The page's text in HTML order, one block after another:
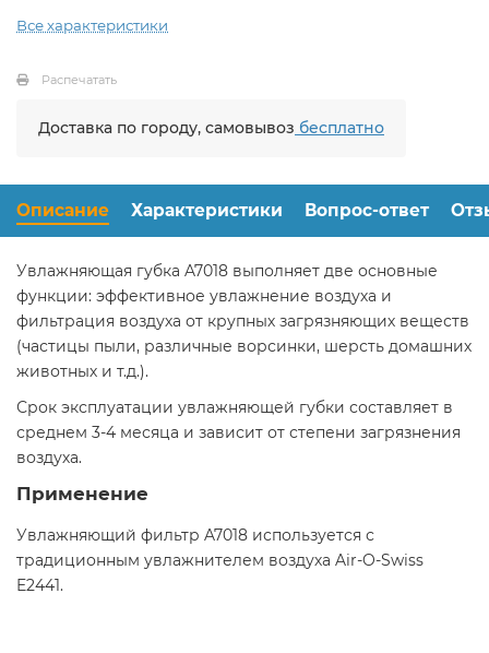
Все характеристики
Распечатать
Доставка по городу, самовывоз бесплатно
Описание Характеристики Вопрос-ответ
Увлажняющая губка A7018 выполняет две основные
функции: эффективное увлажнение воздуха и
фильтрация воздуха от крупных загрязняющих веществ
(частицы пыли, различные ворсинки, шерсть домашних
животных и т.д.).
Срок эксплуатации увлажняющей губки составляет в
среднем 3-4 месяца и зависит от степени загрязнения
воздуха.
Применение
Увлажняющий фильтр A7018 используется с
традиционным увлажнителем воздуха Air-O-Swiss
E2441.